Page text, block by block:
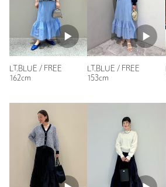
150cm
普段の着用サイズ：
3人が参考になったと回答
参考になった
ニックネーム： りんりん
投稿日： 2026年3月30日
購入サイズ：FREE
購入カラー：NAVY
LT.BLUE / FREE
162cm
LT.BLUE / FREE
153cm